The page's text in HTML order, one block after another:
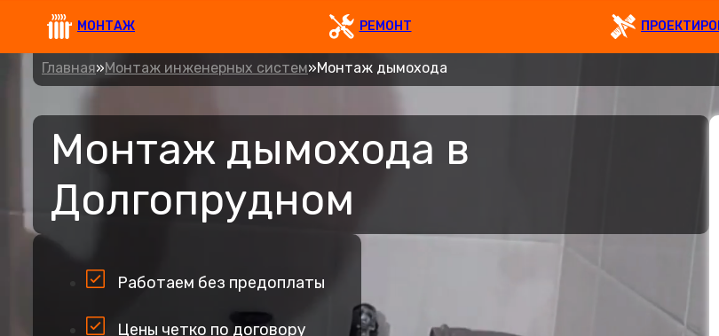
МОНТАЖ РЕМОНТ
Главная»Монтаж инженерных систем»Монтаж дымохода
Монтаж дымохода в
Долгопрудном
Работаем без предоплаты
Цены четко по договору